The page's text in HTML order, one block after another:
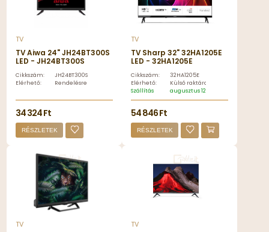
TV
TV Aiwa 24" JH24BT300S
LED - JH24BT300S
Cikkszám:
JH24BT300S
Elérhető:
Rendelésre
34 324 Ft
RÉSZLETEK
TV
TV Sharp 32" 32HA1205E
LED - 32HA1205E
Cikkszám:
32HA1205E
Elérhető:
Külső raktáron
Szállítás
augusztus 12, szerda
54 846 Ft
RÉSZLETEK
TV TV